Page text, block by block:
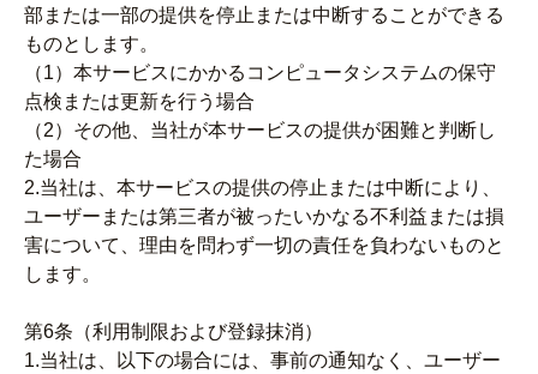
部または一部の提供を停止または中断することができる
ものとします。
（1）本サービスにかかるコンピュータシステムの保守
点検または更新を行う場合
（2）その他、当社が本サービスの提供が困難と判断し
た場合
2.当社は、本サービスの提供の停止または中断により、
ユーザーまたは第三者が被ったいかなる不利益または損
害について、理由を問わず一切の責任を負わないものと
します。
第6条（利用制限および登録抹消）
1.当社は、以下の場合には、事前の通知なく、ユーザー